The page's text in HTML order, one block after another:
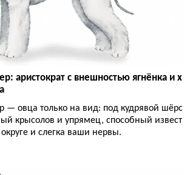
аристократ с внешностью ягнёнка и х
— овца только на вид: под кудрявой шёрс
крысолов и упрямец, способный извест
и слегка ваши нервы.